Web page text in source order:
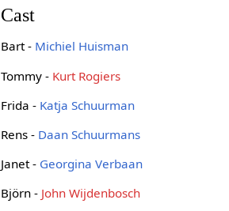
Cast
Bart - Michiel Huisman
Tommy - Kurt Rogiers
Frida - Katja Schuurman
Rens - Daan Schuurmans
Janet - Georgina Verbaan
Björn - John Wijdenbosch